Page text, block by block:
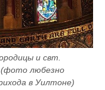
и свт.
любезно
в Уилтоне)